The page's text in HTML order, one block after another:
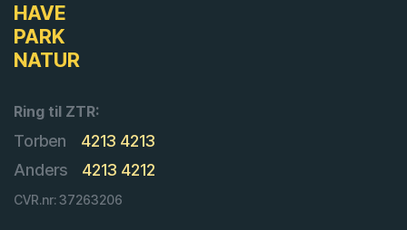
HAVE
PARK
NATUR
Ring til ZTR:
Torben
4213 4213
Anders
4213 4212
CVR.nr: 37263206